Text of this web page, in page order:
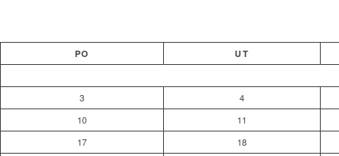
PO UT
3
4
10
11
17
18